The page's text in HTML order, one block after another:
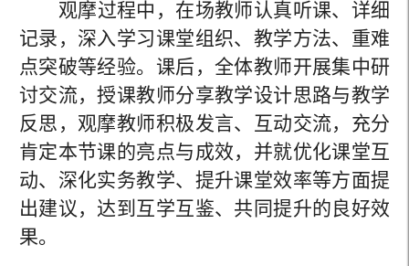
观摩过程中，在场教师认真听课、详细
记录，深入学习课堂组织、教学方法、重难
点突破等经验。课后，全体教师开展集中研
讨交流，授课教师分享教学设计思路与教学
反思，观摩教师积极发言、互动交流，充分
肯定本节课的亮点与成效，并就优化课堂互
动、深化实务教学、提升课堂效率等方面提
出建议，达到互学互鉴、共同提升的良好效
果。